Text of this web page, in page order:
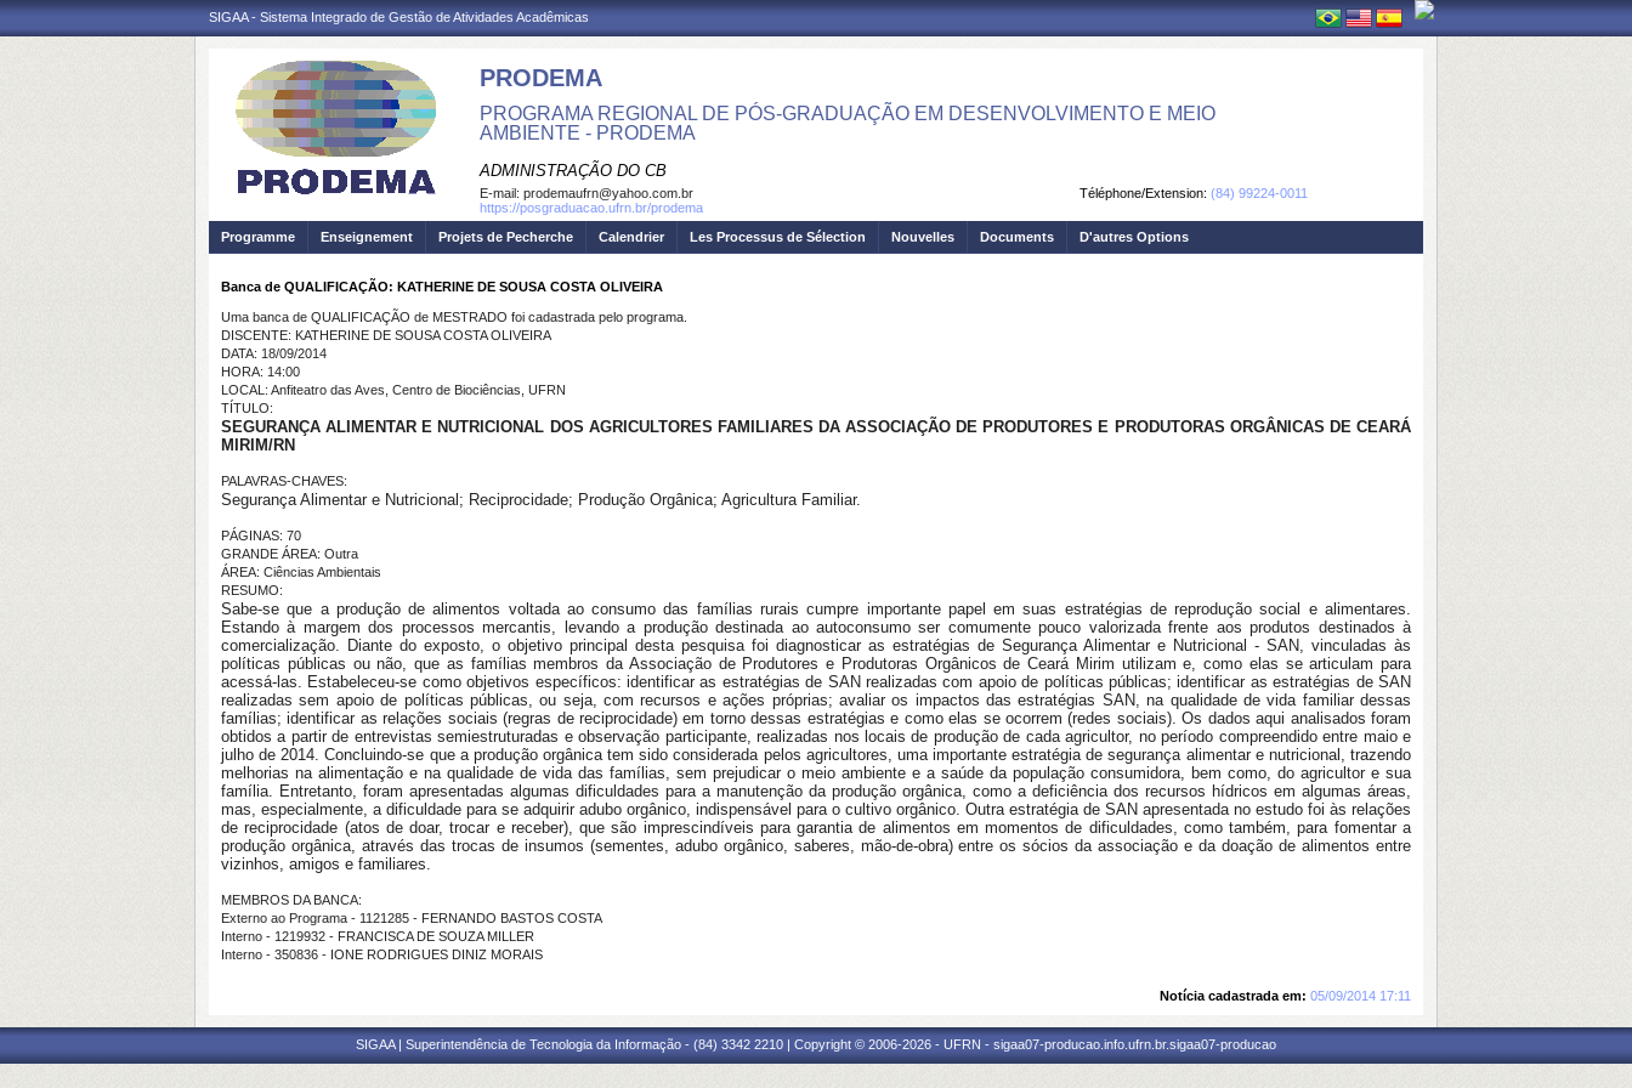
SIGAA - Sistema Integrado de Gestão de Atividades Acadêmicas
PRODEMA
PROGRAMA REGIONAL DE PÓS-GRADUAÇÃO EM DESENVOLVIMENTO E MEIO
AMBIENTE - PRODEMA
ADMINISTRAÇÃO DO CB
Téléphone/Extension: (84) 99224-0011
E-mail: prodemaufrn@yahoo.com.br
https://posgraduacao.ufrn.br/prodema
Programme
Enseignement Projets de Pecherche Calendrier Les Processus de Sélection Nouvelles Documents D'autres Options
Banca de QUALIFICAÇÃO: KATHERINE DE SOUSA COSTA OLIVEIRA
Uma banca de QUALIFICAÇÃO de MESTRADO foi cadastrada pelo programa.
DISCENTE: KATHERINE DE SOUSA COSTA OLIVEIRA
DATA: 18/09/2014
HORA: 14:00
LOCAL: Anfiteatro das Aves, Centro de Biociências, UFRN
TÍTULO:
SEGURANÇA ALIMENTAR E NUTRICIONAL DOS AGRICULTORES FAMILIARES DA ASSOCIAÇÃO DE PRODUTORES E PRODUTORAS ORGÂNICAS DE CEARÁ
MIRIM/RN
PALAVRAS-CHAVES:
Segurança Alimentar e Nutricional; Reciprocidade; Produção Orgânica; Agricultura Familiar.
PÁGINAS: 70
GRANDE ÁREA: Outra
ÁREA: Ciências Ambientais
RESUMO:
Sabe-se que a produção de alimentos voltada ao consumo das famílias rurais cumpre importante papel em suas estratégias de reprodução social e alimentares.
Estando à margem dos processos mercantis, levando a produção destinada ao autoconsumo ser comumente pouco valorizada frente aos produtos destinados à
comercialização. Diante do exposto, o objetivo principal desta pesquisa foi diagnosticar as estratégias de Segurança Alimentar e Nutricional - SAN, vinculadas às
políticas públicas ou não, que as famílias membros da Associação de Produtores e Produtoras Orgânicos de Ceará Mirim utilizam e, como elas se articulam para
acessá-las. Estabeleceu-se como objetivos específicos: identificar as estratégias de SAN realizadas com apoio de políticas públicas; identificar as estratégias de SAN
realizadas sem apoio de políticas públicas, ou seja, com recursos e ações próprias; avaliar os impactos das estratégias SAN, na qualidade de vida familiar dessas
famílias; identificar as relações sociais (regras de reciprocidade) em torno dessas estratégias e como elas se ocorrem (redes sociais). Os dados aqui analisados foram
obtidos a partir de entrevistas semiestruturadas e observação participante, realizadas nos locais de produção de cada agricultor, no período compreendido entre maio e
julho de 2014. Concluindo-se que a produção orgânica tem sido considerada pelos agricultores, uma importante estratégia de segurança alimentar e nutricional, trazendo
melhorias na alimentação e na qualidade de vida das famílias, sem prejudicar o meio ambiente e a saúde da população consumidora, bem como, do agricultor e sua
família. Entretanto, foram apresentadas algumas dificuldades para a manutenção da produção orgânica, como a deficiência dos recursos hídricos em algumas áreas,
mas, especialmente, a dificuldade para se adquirir adubo orgânico, indispensável para o cultivo orgânico. Outra estratégia de SAN apresentada no estudo foi às relações
de reciprocidade (atos de doar, trocar e receber), que são imprescindíveis para garantia de alimentos em momentos de dificuldades, como também, para fomentar a
produção orgânica, através das trocas de insumos (sementes, adubo orgânico, saberes, mão-de-obra) entre os sócios da associação e da doação de alimentos entre
vizinhos, amigos e familiares.
MEMBROS DA BANCA:
Externo ao Programa - 1121285 - FERNANDO BASTOS COSTA
Interno - 1219932 - FRANCISCA DE SOUZA MILLER
Interno - 350836 - IONE RODRIGUES DINIZ MORAIS
Notícia cadastrada em: 05/09/2014 17:11
SIGAA | Superintendência de Tecnologia da Informação - (84) 3342 2210 | Copyright © 2006-2026 - UFRN - sigaa07-producao.info.ufrn.br.sigaa07-producao